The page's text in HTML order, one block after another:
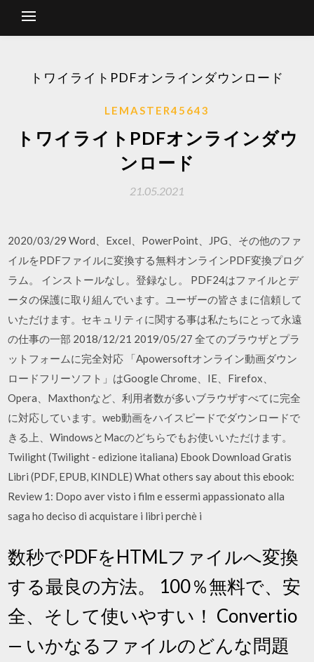
トワイライトPDFオンラインダウンロード
LEMASTER45643
トワイライトPDFオンラインダウ
ンロード
21.05.2021
2020/03/29 Word、Excel、PowerPoint、JPG、その他のファ
イルをPDFファイルに変換する無料オンラインPDF変換プログ
ラム。 インストールなし。登録なし。 PDF24はファイルとデ
ータの保護に取り組んでいます。ユーザーの皆さまに信頼して
いただけます。セキュリティに関する事は私たちにとって永遠
の仕事の一部 2018/12/21 2019/05/27 全てのブラウザとプラ
ットフォームに完全対応 「Apowersoftオンライン動画ダウン
ロードフリーソフト」はGoogle Chrome、IE、Firefox、
Opera、Maxthonなど、利用者数が多いブラウザすべてに完全
に対応しています。web動画をハイスピードでダウンロードで
きる上、WindowsとMacのどちらでもお使いいただけます。
Twilight (Twilight - edizione italiana) Ebook Download Gratis
Libri (PDF, EPUB, KINDLE) What others say about this ebook:
Review 1: Dopo aver visto i film e essermi appassionato alla
saga ho deciso di acquistare i libri perchè i
数秒でPDFをHTMLファイルへ変換
する最良の方法。 100％無料で、安
全、そして使いやすい！ Convertio
— いかなるファイルのどんな問題